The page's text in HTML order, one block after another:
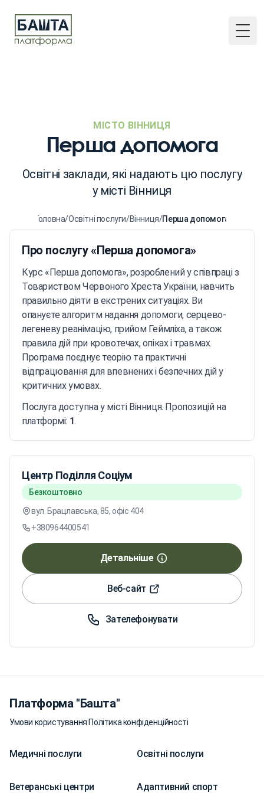
МІСТО ВІННИЦЯ
Перша допомога
Освітні заклади, які надають цю послугу
у місті Вінниця
Головна/Освітні послуги/Вінниця/Перша допомога
Про послугу «Перша допомога»
Курс «Перша допомога», розроблений у співпраці з
Товариством Червоного Хреста України, навчить
правильно діяти в екстрених ситуаціях. Ви
опануєте алгоритм надання допомоги, серцево-
легеневу реанімацію, прийом Геймліха, а також
правила дій при кровотечах, опіках і травмах.
Програма поєднує теорію та практичні
відпрацювання для впевнених і безпечних дій у
критичних умовах.
Послуга доступна у місті Вінниця. Пропозицій на
платформі: 1.
Центр Поділля Соціум
Безкоштовно
вул. Брацлавська, 85, офіс 404
+380964400541
Детальніше
Веб-сайт
Зателефонувати
Платформа "Башта"
Умови користування·Політика конфіденційності
Медичні послуги Освітні послуги
Ветеранські центри Адаптивний спорт